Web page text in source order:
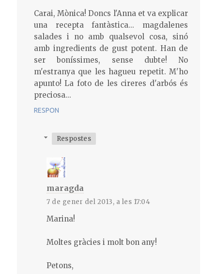
Carai, Mònica! Doncs l'Anna et va explicar
una recepta fantàstica... magdalenes
salades i no amb qualsevol cosa, sinó
amb ingredients de gust potent. Han de
ser boníssimes, sense dubte! No
m'estranya que les hagueu repetit. M'ho
apunto! La foto de les cireres d'arbós és
preciosa...
RESPON
Respostes
maragda
7 de gener del 2013, a les 17:04
Marina!
Moltes gràcies i molt bon any!
Petons,